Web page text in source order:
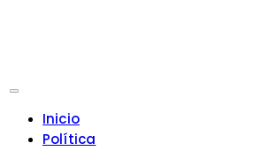
Inicio
Política